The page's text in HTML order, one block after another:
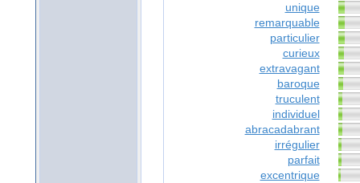
unique
remarquable
particulier
curieux
extravagant
baroque
truculent
individuel
abracadabrant
irrégulier
parfait
excentrique